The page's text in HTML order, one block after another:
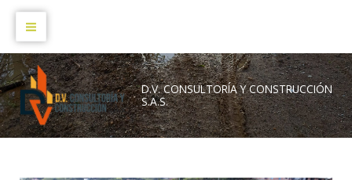
contenido
Main
Menu
D.V. CONSULTORÍA Y CONSTRUCCIÓN
S.A.S.